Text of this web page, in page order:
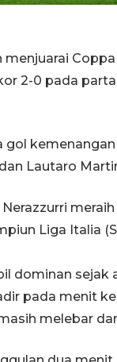
menjuarai
2-0 pada
gol
Lautaro
Liga Italia
dominan
pada menit
melebar